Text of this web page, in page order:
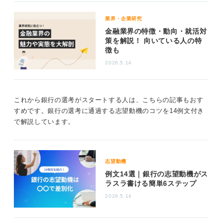
く積極性など、変化に対する強さでしょう。
2
図ることが求められています。
・国際競争の激化
グローバル化が進む中、日本の銀行は国際的な競争にさ
らされています。これに対応するためには、海外展開の
強化や国際的なビジネスモデルの構築が必要です。
ライアンス要件を満たす必要があります。これには、リ
スク管理の強化や透明性の向上が含まれます。
今後はデジタルスキルや柔軟な思考など課題を解決
する力が重要
これらの課題を踏まえ、銀行業界やそこで働く人々には
以下のような能力が求められます。
・デジタルスキル：新しいテクノロジーを理解し、活用
業界・企業研究
金融業界の特徴・動向・就活対
策を解説！ 向いている人の特
徴も
2026.5.14
これから銀行の選考がスタートする人は、こちらの記事もおす
すめです。銀行の選考に通過する志望動機のコツを14例文付き
で解説しています。
志望動機
例文14選｜銀行の志望動機がス
ラスラ書ける簡単6ステップ
2026.5.14